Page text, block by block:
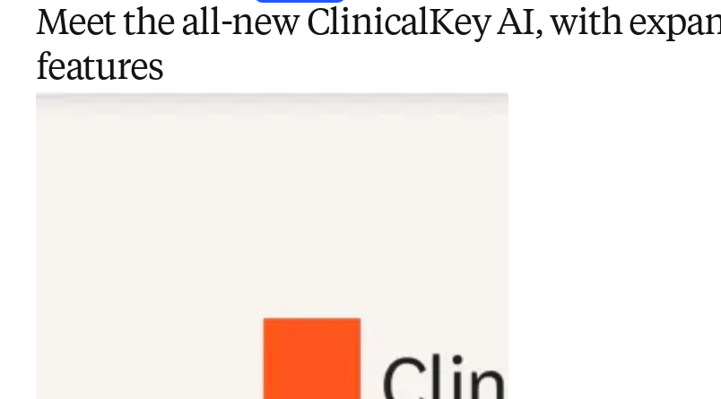
Meet the all-new ClinicalKey AI, with
features